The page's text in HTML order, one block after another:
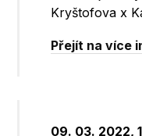
Kryštofova x
Přejít na více
09. 03. 2022,